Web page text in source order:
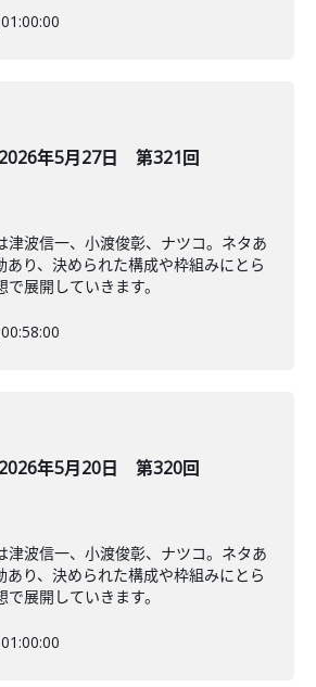
01:00:00
2026年5月27日 第321回
津波信一、小渡俊彰、ナツコ。ネタあ
あり、決められた構成や枠組みにとら
展開していきます。
00:58:00
2026年5月20日 第320回
津波信一、小渡俊彰、ナツコ。ネタあ
あり、決められた構成や枠組みにとら
展開していきます。
01:00:00